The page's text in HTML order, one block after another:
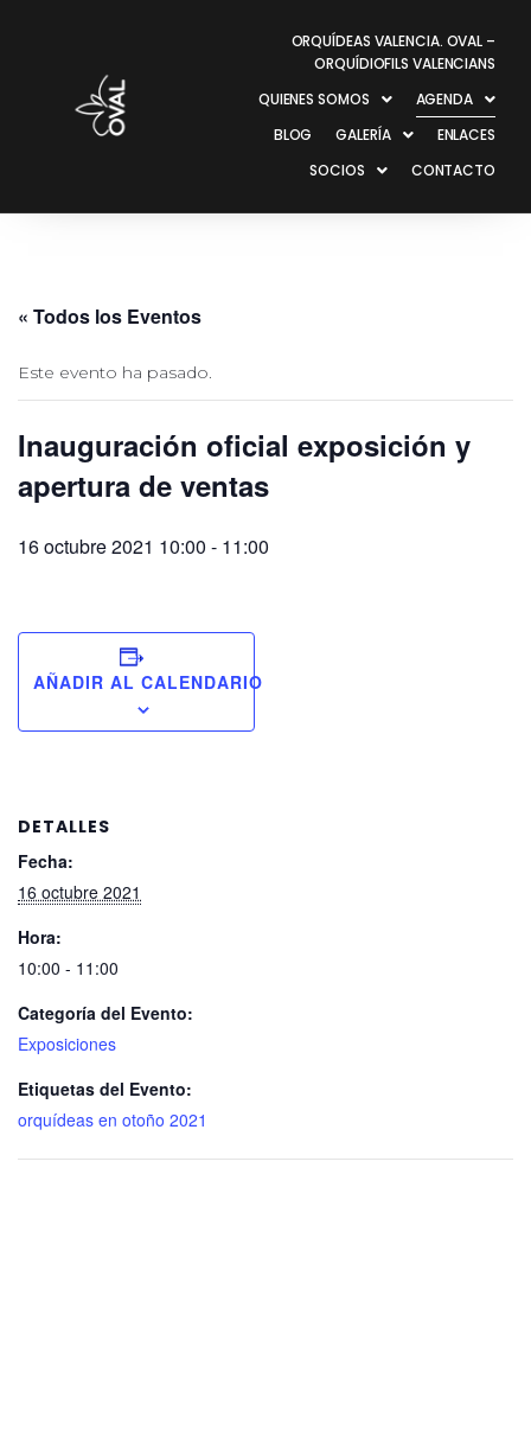
ORQUÍDEAS VALENCIA. OVAL –
ORQUÍDIOFILS VALENCIANS
QUIENES SOMOS
AGENDA
BLOG
GALERÍA
ENLACES
SOCIOS
CONTACTO
« Todos los Eventos
Este evento ha pasado.
Inauguración oficial exposición y
apertura de ventas
16 octubre 2021 10:00 - 11:00
AÑADIR AL CALENDARIO
DETALLES
Fecha:
16 octubre 2021
Hora:
10:00 - 11:00
Categoría del Evento:
Exposiciones
Etiquetas del Evento:
orquídeas en otoño 2021